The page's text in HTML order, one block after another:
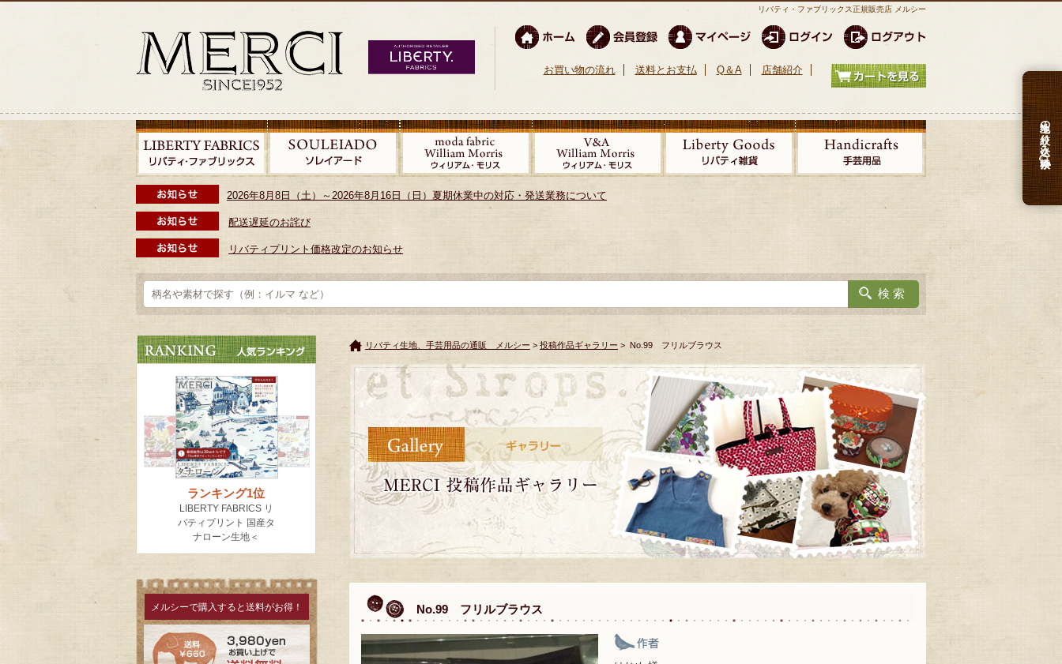
リバティ・ファブリックス正規販売店 メルシー
お買い物の流れ 送料とお支払 Q＆A 店舗紹介
2026年8月8日（土）～2026年8月16日（日）夏期休業中の対応・発送業務について
配送遅延のお詫び
リバティプリント価格改定のお知らせ
生地の絞り込み検索
メルシーで購入すると送料がお得！
リバティ生地、手芸用品の通販 メルシー > 投稿作品ギャラリー > No.99 フリルブラウス
No.99 フリルブラウス